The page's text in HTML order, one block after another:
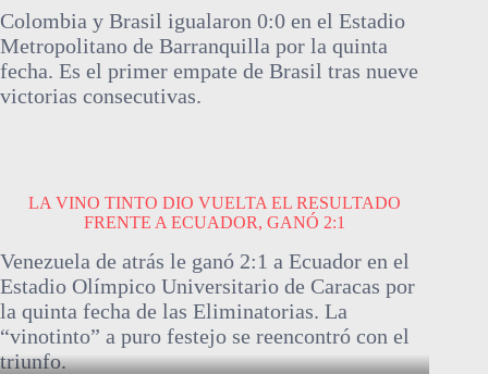
Colombia y Brasil igualaron 0:0 en el Estadio
Metropolitano de Barranquilla por la quinta
fecha. Es el primer empate de Brasil tras nueve
victorias consecutivas.
LA VINO TINTO DIO VUELTA EL RESULTADO
FRENTE A ECUADOR, GANÓ 2:1
Venezuela de atrás le ganó 2:1 a Ecuador en el
Estadio Olímpico Universitario de Caracas por
la quinta fecha de las Eliminatorias. La
“vinotinto” a puro festejo se reencontró con el
triunfo.